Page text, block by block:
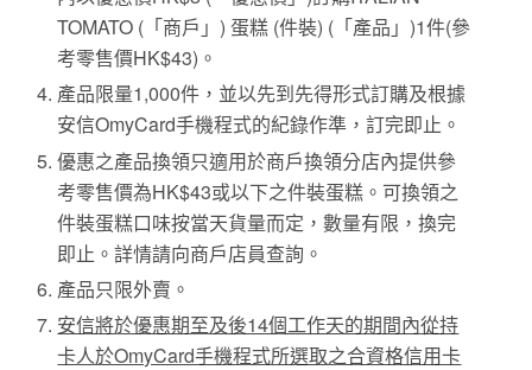
TOMATO (「商戶」) 蛋糕 (件裝) (「產品」)1件(參
考零售價HK$43)。
產品限量1,000件，並以先到先得形式訂購及根據
安信OmyCard手機程式的紀錄作準，訂完即止。
優惠之產品換領只適用於商戶換領分店內提供參
考零售價為HK$43或以下之件裝蛋糕。可換領之
件裝蛋糕口味按當天貨量而定，數量有限，換完
即止。詳情請向商戶店員查詢。
產品只限外賣。
安信將於優惠期至及後14個工作天的期間內從持
卡人於OmyCard手機程式所選取之合資格信用卡